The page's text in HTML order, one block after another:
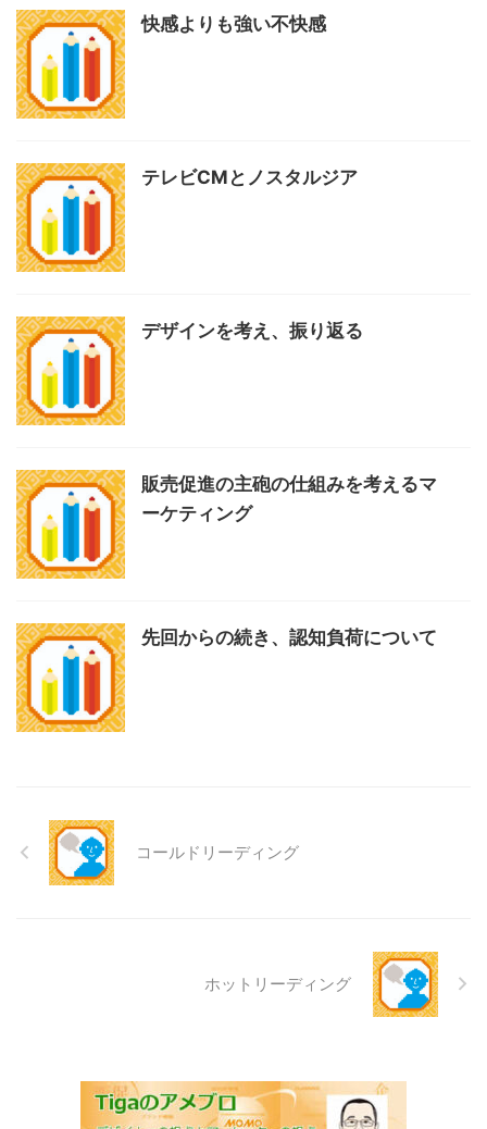
快感よりも強い不快感
テレビCMとノスタルジア
デザインを考え、振り返る
販売促進の主砲の仕組みを考えるマ
ーケティング
先回からの続き、認知負荷について
コールドリーディング
ホットリーディング